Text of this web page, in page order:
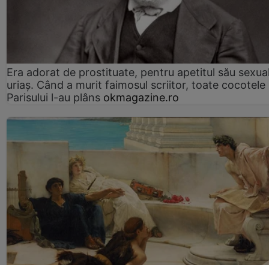
Era adorat de prostituate, pentru apetitul său
uriaș. Când a murit faimosul scriitor, toate cocotele
Parisului l-au plâns okmagazine.ro